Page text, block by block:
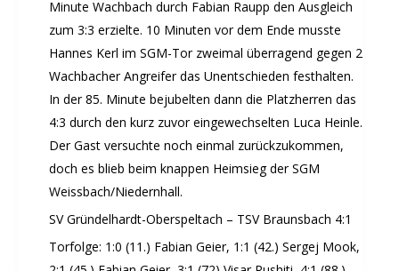
Minute Wachbach durch Fabian Raupp den Ausgleich
zum 3:3 erzielte. 10 Minuten vor dem Ende musste
Hannes Kerl im SGM-Tor zweimal überragend gegen 2
Wachbacher Angreifer das Unentschieden festhalten.
In der 85. Minute bejubelten dann die Platzherren das
4:3 durch den kurz zuvor eingewechselten Luca Heinle.
Der Gast versuchte noch einmal zurückzukommen,
doch es blieb beim knappen Heimsieg der SGM
Weissbach/Niedernhall.
SV Gründelhardt-Oberspeltach – TSV Braunsbach 4:1
Torfolge: 1:0 (11.) Fabian Geier, 1:1 (42.) Sergej Mook,